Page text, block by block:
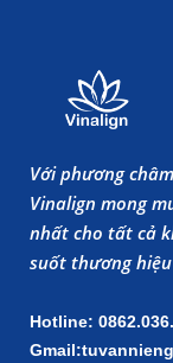
Với phương
Vinalign mong
nhất cho tất cả
suốt thương
Hotline: